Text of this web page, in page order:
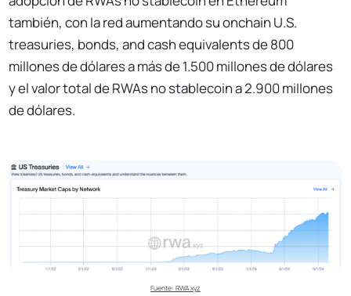
también, con la red aumentando su onchain U.S.
treasuries, bonds, and cash equivalents de 800
millones de dólares a más de 1.500 millones de dólares
y el valor total de RWAs no stablecoin a 2.900 millones
de dólares.
Fuente: RWA.xyz